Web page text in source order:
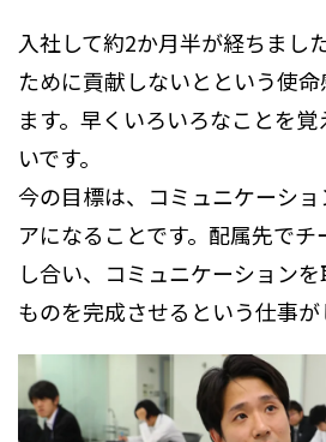
入社して約2か月半が経ちまし
ために貢献しないとという使
ます。早くいろいろなことを
いです。
今の目標は、コミュニケーシ
アになることです。配属先で
し合い、コミュニケーション
ものを完成させるという仕事が